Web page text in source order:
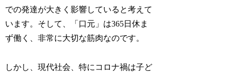
での発達が大きく影響していると考えて
います。そして、「口元」は365日休ま
ず働く、非常に大切な筋肉なのです。
しかし、現代社会、特にコロナ禍は子ど